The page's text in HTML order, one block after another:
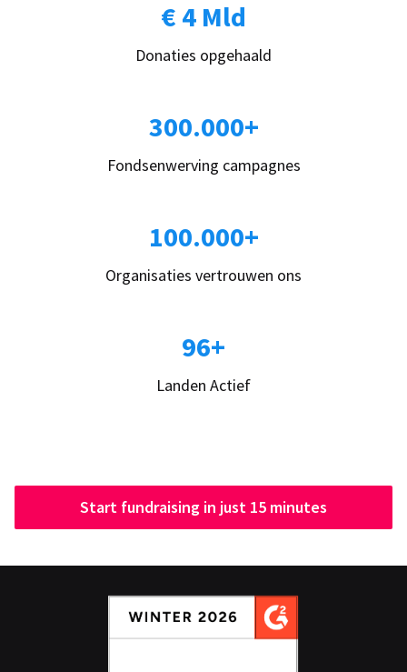
€ 4 Mld
Donaties opgehaald
300.000+
Fondsenwerving campagnes
100.000+
Organisaties vertrouwen ons
96+
Landen Actief
Start fundraising in just 15 minutes